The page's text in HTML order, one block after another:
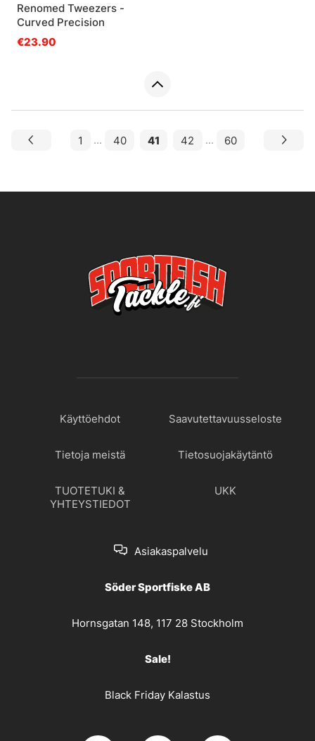
Renomed Tweezers -
Curved Precision
€23.90
1 ... 40 41 42 ... 60
Käyttöehdot Saavutettavuusseloste
Tietoja meistä Tietosuojakäytäntö
TUOTETUKI &
YHTEYSTIEDOT
UKK
Asiakaspalvelu
Söder Sportfiske AB
Hornsgatan 148, 117 28 Stockholm
Sale!
Black Friday Kalastus